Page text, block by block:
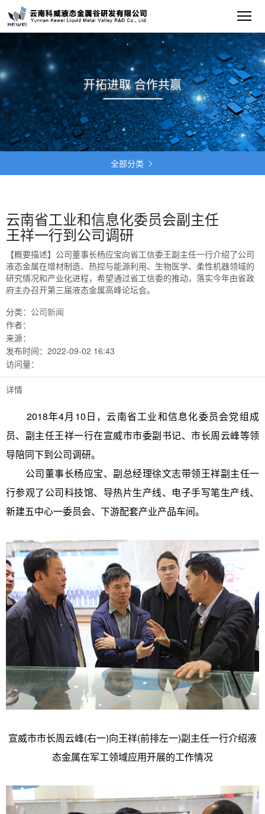
开拓进取 合作共赢
全部分类 
云南省工业和信息化委员会副主任
王祥一行到公司调研
【概要描述】 公司董事长杨应宝向省工信委王副主任一行介绍了公司
液态金属在增材制造、热控与能源利用、生物医学、柔性机器领域的
研究情况和产业化进程，希望通过省工信委的推动，落实今年由省政
府主办召开第三届液态金属高峰论坛会。
分类： 公司新闻
作者：
来源：
发布时间： 2022-09-02 16:43
访问量：
详情
2018年4月10日，云南省工业和信息化委员会党组成
员、副主任王祥一行在宣威市市委副书记、市长周云峰等领
导陪同下到公司调研。
公司董事长杨应宝、副总经理徐文志带领王祥副主任一
行参观了公司科技馆、导热片生产线、电子手写笔生产线、
新建五中心一委员会、下游配套产业产品车间。
宣威市市长周云峰(右一)向王祥(前排左一)副主任一行介绍液
态金属在军工领域应用开展的工作情况